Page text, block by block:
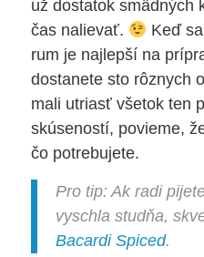
už dostatok smädných
čas nalievať.
Keď
rum je najlepší na
dostanete sto rôznych
mali utriasť všetok ten
skúseností, povieme,
čo potrebujete.
Pro tip:Ak radi
vyschla studňa,
Bacardi Spiced.